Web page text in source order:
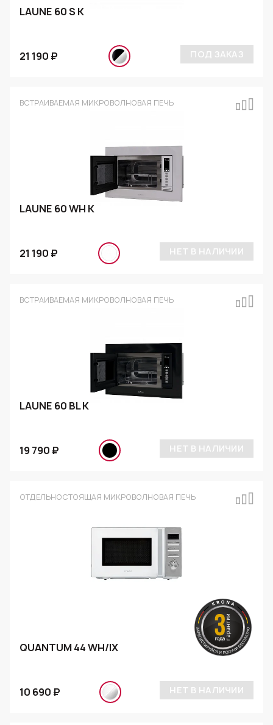
LAUNE 60 S K
21 190 ₽ ПОД ЗАКАЗ
ВСТРАИВАЕМАЯ МИКРОВОЛНОВАЯ ПЕЧЬ
LAUNE 60 WH K
21 190 ₽ НЕТ В НАЛИЧИИ
ВСТРАИВАЕМАЯ МИКРОВОЛНОВАЯ ПЕЧЬ
LAUNE 60 BL K
19 790 ₽ НЕТ В НАЛИЧИИ
ОТДЕЛЬНОСТОЯЩАЯ МИКРОВОЛНОВАЯ ПЕЧЬ
QUANTUM 44 WH/IX
10 690 ₽ НЕТ В НАЛИЧИИ